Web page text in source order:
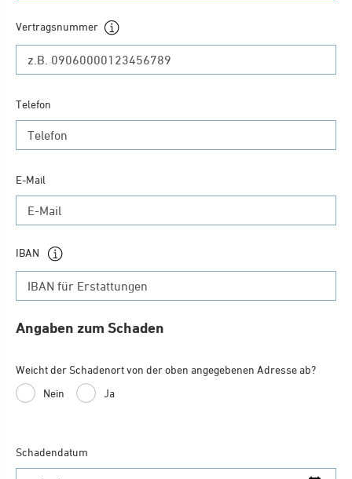
Vertragsnummer
Telefon
E-Mail
IBAN
Angaben zum Schaden
Weicht der Schadenort von der oben angegebenen Adresse ab?
Nein
Ja
Schadendatum